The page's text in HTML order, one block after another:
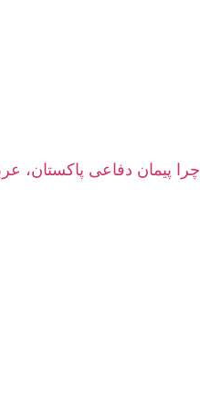
چرا پیمان دفاعی پاکستان،